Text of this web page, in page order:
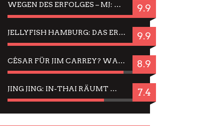
WEGEN DES ERFOLGES – MJ: MICHAEL JACKSON MUSICAL IN EINER MATINEE SEHEN 9.9
JELLYFISH HAMBURG: DAS ERFOLGREICHE SOMMER-MENÜ 2025 IN GEFÜHLEN UND BILDERN 9.9
CÉSAR FÜR JIM CARREY? WARUM DAS EINER DER NERVIGSTEN ACTORS IST UND BLEIBT 8.9
JING JING: IN-THAI RÄUMT WIEDER TITEL AB – EIN ZWEI-STUNDEN-ERLEBNISBERICHT 7.4